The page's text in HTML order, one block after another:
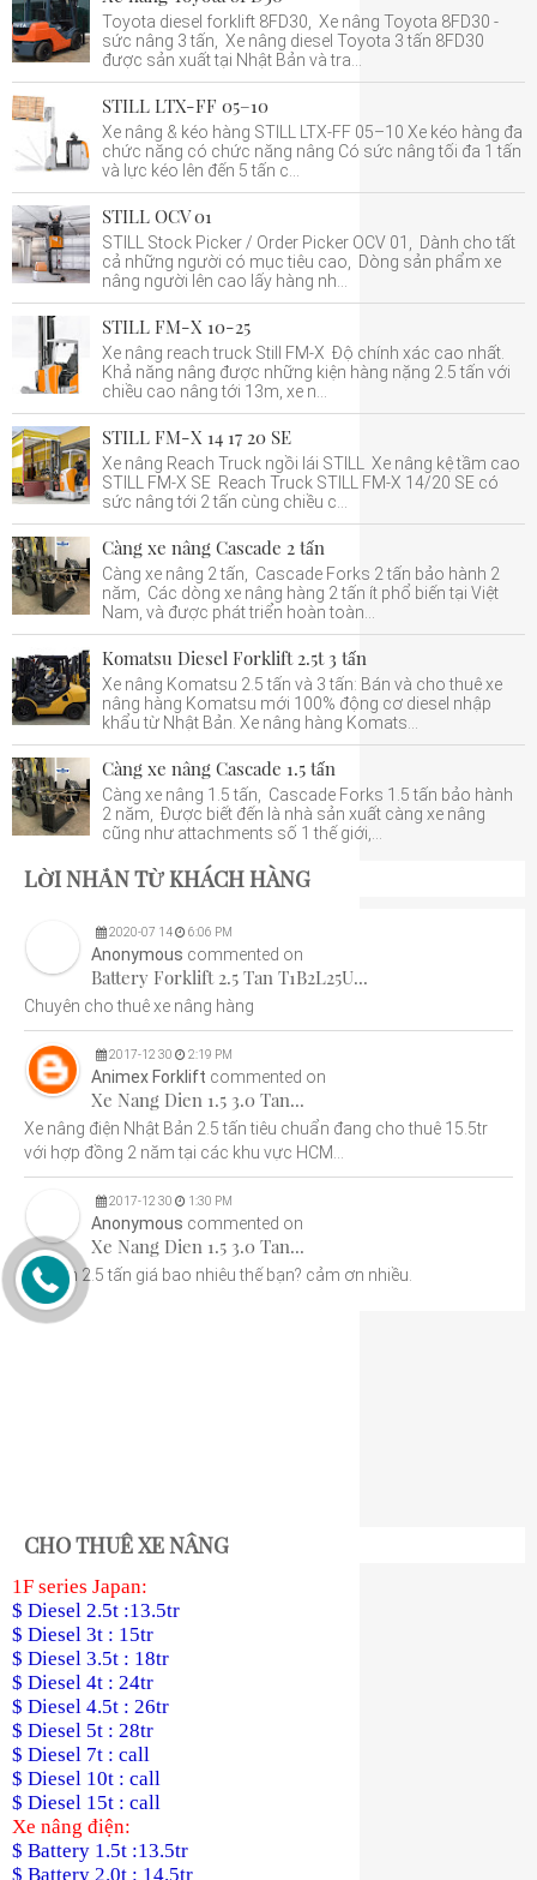
Toyota diesel forklift 8FD30, Xe nâng Toyota 8FD30 -
sức nâng 3 tấn, Xe nâng diesel Toyota 3 tấn 8FD30
được sản xuất tại Nhật Bản và tra...
STILL LTX-FF 05–10
Xe nâng & kéo hàng STILL LTX-FF 05–10 Xe kéo hàng đa
chức năng có chức năng nâng Có sức nâng tối đa 1 tấn
và lực kéo lên đến 5 tấn c...
STILL OCV 01
STILL Stock Picker / Order Picker OCV 01, Dành cho tất
cả những người có mục tiêu cao, Dòng sản phẩm xe
nâng người lên cao lấy hàng nh...
STILL FM-X 10-25
Xe nâng reach truck Still FM-X Độ chính xác cao nhất.
Khả năng nâng được những kiện hàng nặng 2.5 tấn với
chiều cao nâng tới 13m, xe n...
STILL FM-X 14 17 20 SE
Xe nâng Reach Truck ngồi lái STILL Xe nâng kệ tầm cao
STILL FM-X SE Reach Truck STILL FM-X 14/20 SE có
sức nâng tới 2 tấn cùng chiều c...
Càng xe nâng Cascade 2 tấn
Càng xe nâng 2 tấn, Cascade Forks 2 tấn bảo hành 2
năm, Các dòng xe nâng hàng 2 tấn ít phổ biến tại Việt
Nam, và được phát triển hoàn toàn...
Komatsu Diesel Forklift 2.5t 3 tấn
Xe nâng Komatsu 2.5 tấn và 3 tấn: Bán và cho thuê xe
nâng hàng Komatsu mới 100% động cơ diesel nhập
khẩu từ Nhật Bản. Xe nâng hàng Komats...
Càng xe nâng Cascade 1.5 tấn
Càng xe nâng 1.5 tấn, Cascade Forks 1.5 tấn bảo hành
2 năm, Được biết đến là nhà sản xuất càng xe nâng
cũng như attachments số 1 thế giới,...
LỜI NHẮN TỪ KHÁCH HÀNG
Anonymous commented on
Battery Forklift 2.5 Tan T1B2L25U...
2020-07 14 6:06 PM
Chuyên cho thuê xe nâng hàng
Animex Forklift commented on
Xe Nang Dien 1.5 3.0 Tan...
2017-12 30 2:19 PM
Xe nâng điện Nhật Bản 2.5 tấn tiêu chuẩn đang cho thuê 15.5tr
với hợp đồng 2 năm tại các khu vực HCM...
Anonymous commented on
Xe Nang Dien 1.5 3.0 Tan...
2017-12 30 1:30 PM
Xe điện 2.5 tấn giá bao nhiêu thế bạn? cảm ơn nhiều.
CHO THUÊ XE NÂNG
1F series Japan:
$ Diesel 2.5t :13.5tr
$ Diesel 3t : 15tr
$ Diesel 3.5t : 18tr
$ Diesel 4t : 24tr
$ Diesel 4.5t : 26tr
$ Diesel 5t : 28tr
$ Diesel 7t : call
$ Diesel 10t : call
$ Diesel 15t : call
Xe nâng điện:
$ Battery 1.5t :13.5tr
$ Battery 2.0t : 14.5tr